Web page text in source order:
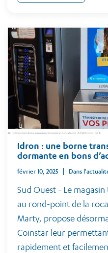
Idron : une borne
dormante en bons
février 10, 2025 Dans
Sud Ouest - Le magasin
au rond-point de la
Marty, propose
Coinstar leur
rapidement et